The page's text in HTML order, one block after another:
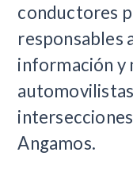
conductores
responsables
información y
intersecciones
Angamos.